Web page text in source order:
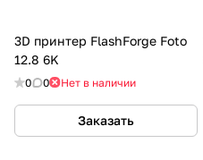
3D принтер FlashForge Foto
12.8 6K
0 0 Нет в наличии
Заказать